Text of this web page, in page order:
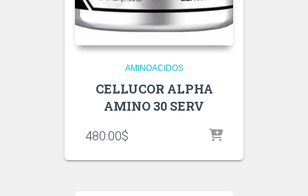
AMINOACIDOS
CELLUCOR ALPHA
AMINO 30 SERV
480.00$